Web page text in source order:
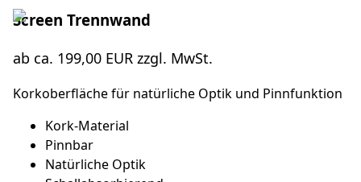
Screen Trennwand
ab ca. 199,00 EUR zzgl. MwSt.
Korkoberfläche für natürliche Optik und Pinnfunktion
Kork-Material
Pinnbar
Natürliche Optik